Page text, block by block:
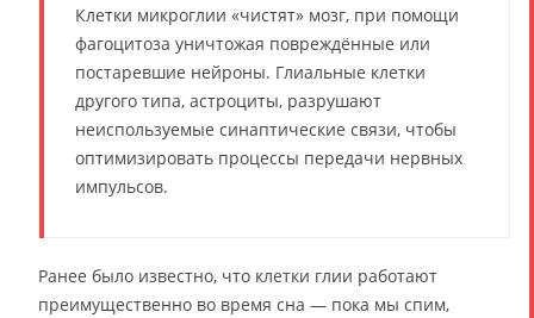
Клетки микроглии «чистят» мозг, при помощи
фагоцитоза уничтожая повреждённые или
постаревшие нейроны. Глиальные клетки
другого типа, астроциты, разрушают
неиспользуемые синаптические связи, чтобы
оптимизировать процессы передачи нервных
импульсов.
Ранее было известно, что клетки глии работают
преимущественно во время сна — пока мы спим,